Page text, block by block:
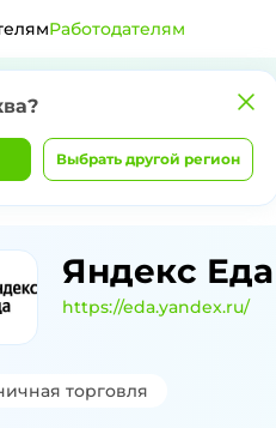
?
Выбрать другой регион
Работодателям
Яндекс Еда
https://eda.yandex.ru/
торговля